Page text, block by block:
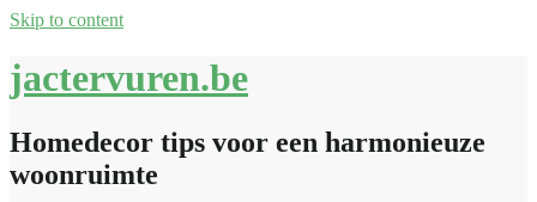
Skip to content
jactervuren.be
Homedecor tips voor een harmonieuze
woonruimte